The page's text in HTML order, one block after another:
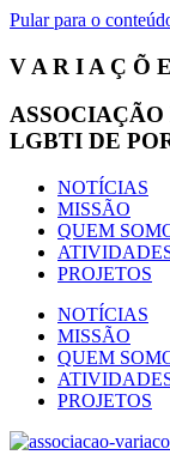
Pular para o
V A R I A Ç Õ
LGBTI DE
NOTÍCIAS
MISSÃO
QUEM
PROJETOS
NOTÍCIAS
MISSÃO
QUEM
PROJETOS